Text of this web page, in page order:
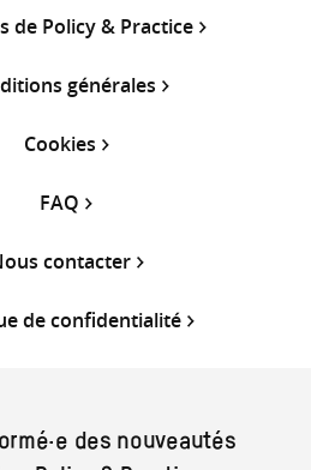
de Policy & Practice
générales
Cookies
FAQ
contacter
de confidentialité
des nouveautés